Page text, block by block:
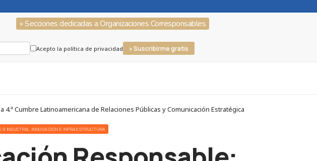
» Secciones dedicadas a Organizaciones Corresponsables
Acepto la política de privacidad » Suscribirme gratis
Cumbre Latinoamericana de Relaciones Públicas y Comunicación Estratégica
9 INDUSTRIA, INNOVACIÓN E INFRAESTRUCTURA